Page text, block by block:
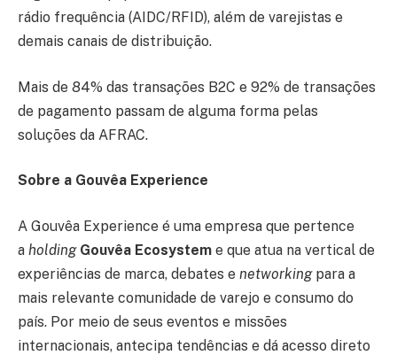
rádio frequência (AIDC/RFID), além de varejistas e
demais canais de distribuição.
Mais de 84% das transações B2C e 92% de transações
de pagamento passam de alguma forma pelas
soluções da AFRAC.
Sobre a Gouvêa Experience
A Gouvêa Experience é uma empresa que pertence
a holding Gouvêa Ecosystem e que atua na vertical de
experiências de marca, debates e networkingpara a
mais relevante comunidade de varejo e consumo do
país. Por meio de seus eventos e missões
internacionais, antecipa tendências e dá acesso direto